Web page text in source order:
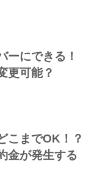
ーにできる！
更可能？
こまでOK！？
金が発生する